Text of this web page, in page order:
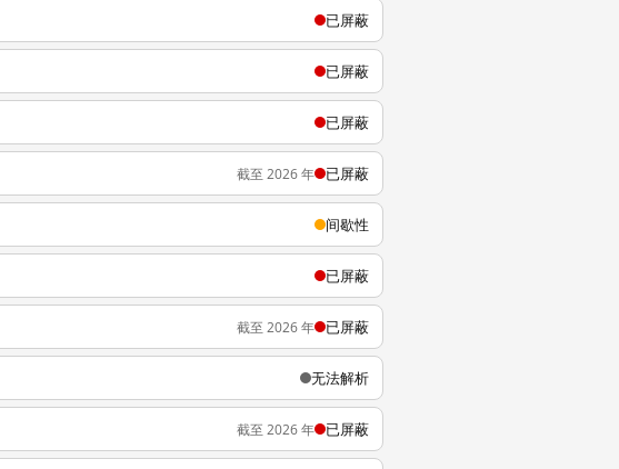
已屏蔽
已屏蔽
已屏蔽
截至 2026 年 已屏蔽
间歇性
已屏蔽
截至 2026 年 已屏蔽
无法解析
截至 2026 年 已屏蔽